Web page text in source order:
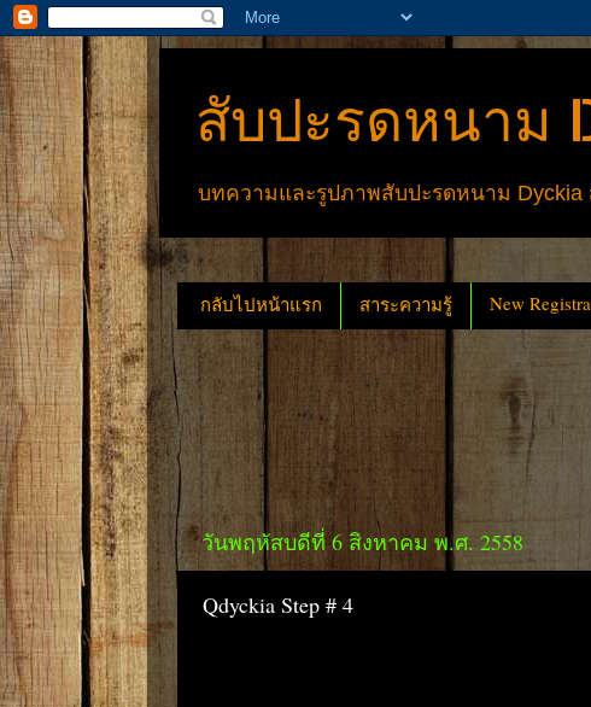
สับปะรดหนาม
บทความและรูปภาพสับปะรดหนาม Dyckia
กลับไปหน้าแรก สาระความรู้ New
วันพฤหัสบดีที่ 6 สิงหาคม พ.ศ. 2558
Qdyckia Step # 4